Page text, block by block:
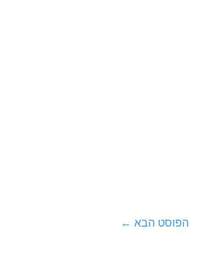
הפוסט הבא ←